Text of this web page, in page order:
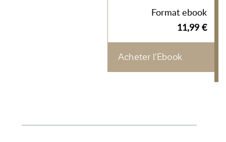
Format ebook
11,99 €
Acheter l'Ebook